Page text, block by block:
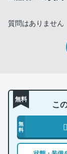
質問はありません
無料 こ
無
料